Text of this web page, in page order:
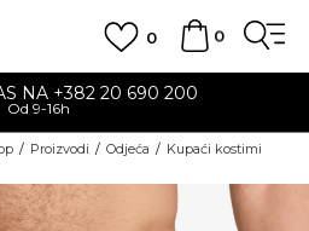
0
0
NA +382 20 690 200
Od 9-16h
Proizvodi Odjeća
Kupaći kostimi